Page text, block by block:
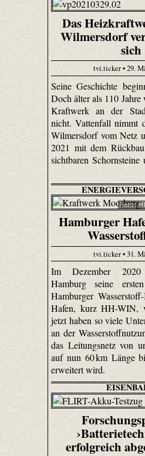
Das
Wilmersdorf
sich
tvi.ticker • 29.
Seine Geschichte
Doch älter als 110 Jahre
Kraftwerk an der
nicht. Vattenfall nimmt
Wilmersdorf vom Netz
2021 mit dem
sichtbaren Schornsteine
Foto:
Hamburger
tvi.ticker • 31.
Im Dezember
Hamburg seine
Hamburger
Hafen, kurz HH-WIN,
jetzt haben so viele
an der
das Leitungsnetz von
auf nun 60 km Länge
erweitert wird.
erfolgreich